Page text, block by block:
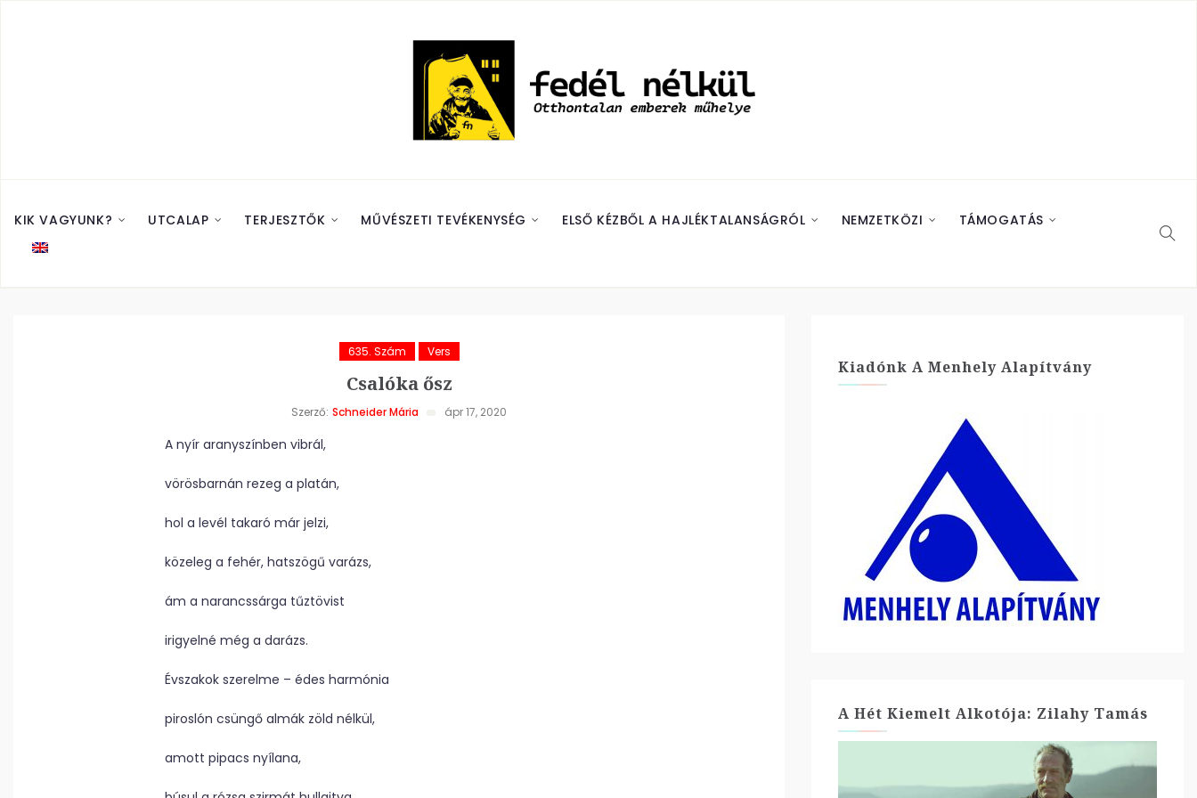
KIK VAGYUNK? UTCALAP TERJESZTŐK MŰVÉSZETI TEVÉKENYSÉG ELSŐ KÉZBŐL A HAJLÉKTALANSÁGRÓL NEMZETKÖZI TÁMOGATÁS
635. Szám Vers
Csalóka ősz
Szerző: Schneider Mária ápr 17, 2020
A nyír aranyszínben vibrál,
vörösbarnán rezeg a platán,
hol a levél takaró már jelzi,
közeleg a fehér, hatszögű varázs,
ám a narancssárga tűztövist
irigyelné még a darázs.
Évszakok szerelme – édes harmónia
piroslón csüngő almák zöld nélkül,
amott pipacs nyílana,
Kiadónk A Menhely Alapítvány
A Hét Kiemelt Alkotója: Zilahy Tamás